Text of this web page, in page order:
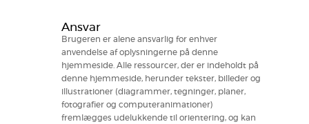
Ansvar
Brugeren er alene ansvarlig for enhver
anvendelse af oplysningerne på denne
hjemmeside. Alle ressourcer, der er indeholdt på
denne hjemmeside, herunder tekster, billeder og
illustrationer (diagrammer, tegninger, planer,
fotografier og computeranimationer)
fremlægges udelukkende til orientering, og kan